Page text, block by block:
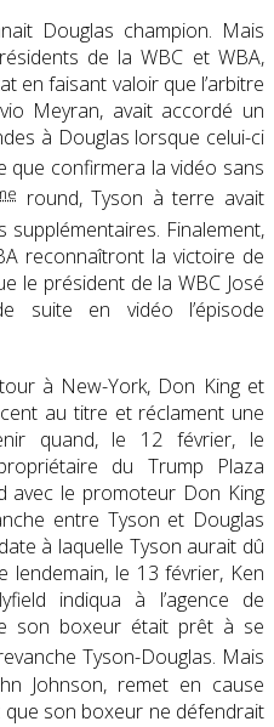
Douglas champion. Mais
de la WBC et WBA,
en faisant valoir que l’arbitre
Meyran, avait accordé un
à Douglas lorsque celui-ci
que confirmera la vidéo sans
round, Tyson à terre avait
supplémentaires. Finalement,
reconnaîtront la victoire de
le président de la WBC José
suite en vidéo l’épisode
à New-York, Don King et
au titre et réclament une
quand, le 12 février, le
du Trump Plaza
avec le promoteur Don King
entre Tyson et Douglas
à laquelle Tyson aurait dû
lendemain, le 13 février, Ken
indiqua à l’agence de
son boxeur était prêt à se
Tyson-Douglas. Mais
Johnson, remet en cause
son boxeur ne défendrait